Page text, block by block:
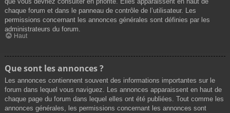
chaque forum et dans le panneau de contrôle de l’utilisateur. Les
permissions concernant les annonces générales sont définies par les
administrateurs du forum.
Haut
Que sont les annonces ?
Les annonces contiennent souvent des informations importantes sur le
forum dans lequel vous naviguez. Les annonces apparaissent en haut de
chaque page du forum dans lequel elles ont été publiées. Tout comme les
annonces générales, les permissions concernant les annonces sont